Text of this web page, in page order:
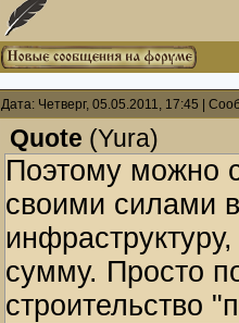
Дата: Четверг, 05.05.2011, 17:45 |
Quote (Yura)
Поэтому можно
своими силами
сумму. Просто
строительство